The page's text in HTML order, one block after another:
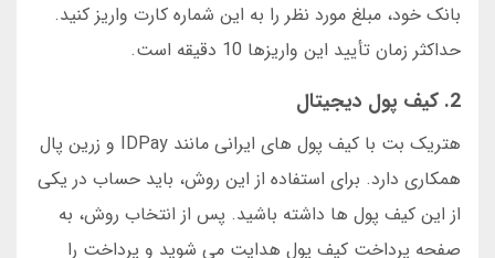
بانک خود، مبلغ مورد نظر را به این شماره کارت واریز کنید.
حداکثر زمان تأیید این واریزها 10 دقیقه است.
2. کیف پول دیجیتال
هتریک بت با کیف پول های ایرانی مانند IDPay و زرین پال
همکاری دارد. برای استفاده از این روش، باید حساب در یکی
از این کیف پول ها داشته باشید. پس از انتخاب روش، به
صفحه پرداخت کیف پول هدایت می شوید و پرداخت را